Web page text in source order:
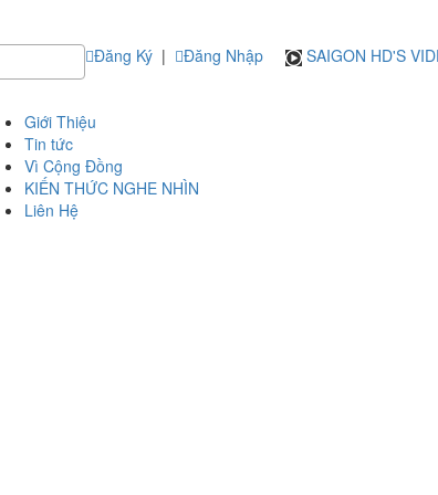
Đăng Ký | Đăng Nhập SAIGON HD'S
Giới Thiệu
Tin tức
Vì Cộng Đồng
KIẾN THỨC NGHE NHÌN
Liên Hệ